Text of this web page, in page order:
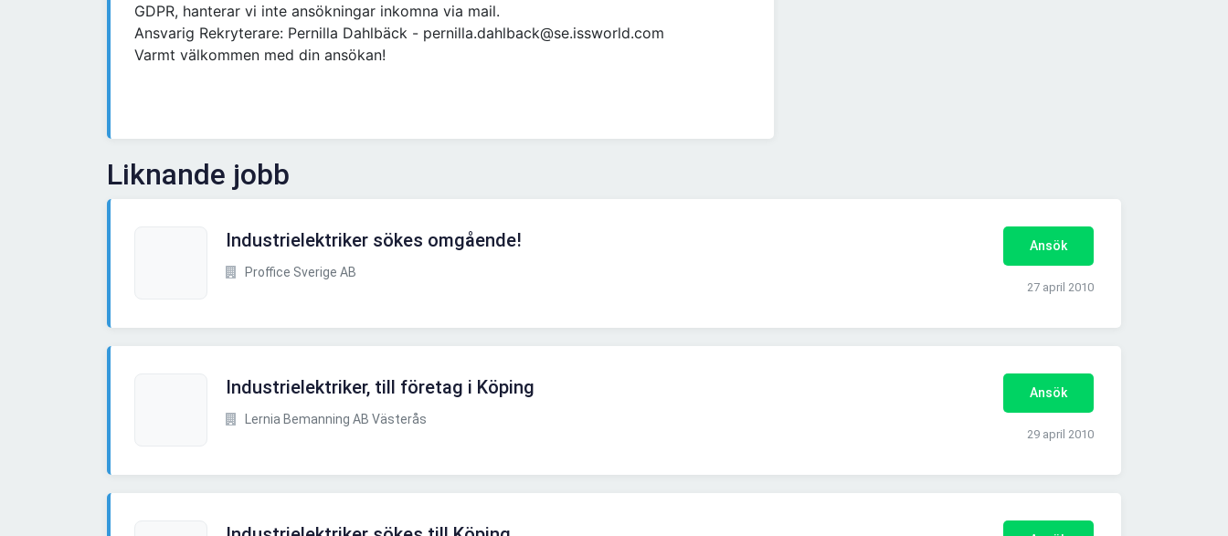
GDPR, hanterar vi inte ansökningar inkomna via mail.
Ansvarig Rekryterare: Pernilla Dahlbäck - pernilla.dahlback@se.issworld.com
Varmt välkommen med din ansökan!
Liknande jobb
Industrielektriker sökes omgående!
Proffice Sverige AB
Ansök
27 april 2010
Industrielektriker, till företag i Köping
Lernia Bemanning AB Västerås
Ansök
29 april 2010